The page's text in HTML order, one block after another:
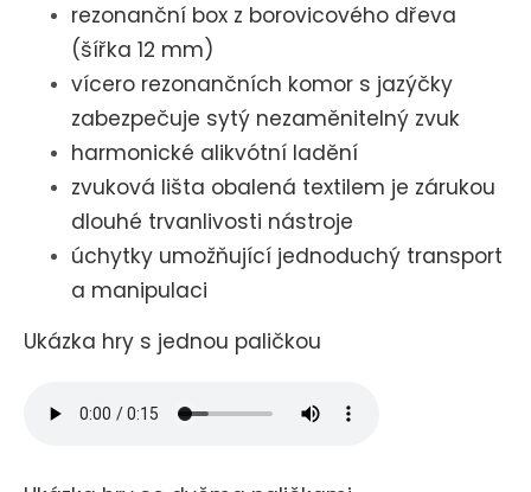
rezonanční box z borovicového dřeva
(šířka 12 mm)
vícero rezonančních komor s jazýčky
zabezpečuje sytý nezaměnitelný zvuk
harmonické alikvótní ladění
zvuková lišta obalená textilem je zárukou
dlouhé trvanlivosti nástroje
úchytky umožňující jednoduchý transport
a manipulaci
Ukázka hry s jednou paličkou